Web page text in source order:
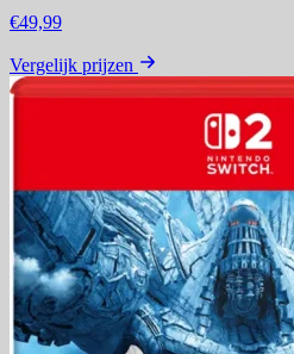
€49,99
Vergelijk prijzen